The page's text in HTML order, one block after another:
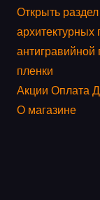
Открыть раздел
архитектурных
антигравийной
пленки
Акции Оплата
О магазине